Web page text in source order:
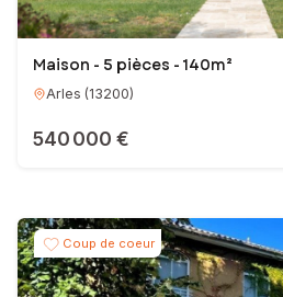
Maison - 5 pièces - 140m²
Arles (13200)
540 000 €
Coup de coeur